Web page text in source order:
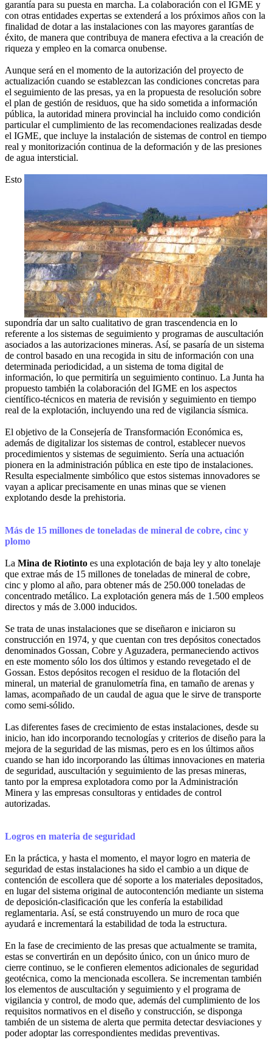
garantía para su puesta en marcha. La colaboración con el IGME y
con otras entidades expertas se extenderá a los próximos años con la
finalidad de dotar a las instalaciones con las mayores garantías de
éxito, de manera que contribuya de manera efectiva a la creación de
riqueza y empleo en la comarca onubense.
Aunque será en el momento de la autorización del proyecto de
actualización cuando se establezcan las condiciones concretas para
el seguimiento de las presas, ya en la propuesta de resolución sobre
el plan de gestión de residuos, que ha sido sometida a información
pública, la autoridad minera provincial ha incluido como condición
particular el cumplimiento de las recomendaciones realizadas desde
el IGME, que incluye la instalación de sistemas de control en tiempo
real y monitorización continua de la deformación y de las presiones
de agua intersticial.
Esto
supondría dar un salto cualitativo de gran trascendencia en lo
referente a los sistemas de seguimiento y programas de auscultación
asociados a las autorizaciones mineras. Así, se pasaría de un sistema
de control basado en una recogida in situ de información con una
determinada periodicidad, a un sistema de toma digital de
información, lo que permitiría un seguimiento continuo. La Junta ha
propuesto también la colaboración del IGME en los aspectos
científico-técnicos en materia de revisión y seguimiento en tiempo
real de la explotación, incluyendo una red de vigilancia sísmica.
El objetivo de la Consejería de Transformación Económica es,
además de digitalizar los sistemas de control, establecer nuevos
procedimientos y sistemas de seguimiento. Sería una actuación
pionera en la administración pública en este tipo de instalaciones.
Resulta especialmente simbólico que estos sistemas innovadores se
vayan a aplicar precisamente en unas minas que se vienen
explotando desde la prehistoria.
Más de 15 millones de toneladas de mineral de cobre, cinc y
plomo
La Mina de Riotinto es una explotación de baja ley y alto tonelaje
que extrae más de 15 millones de toneladas de mineral de cobre,
cinc y plomo al año, para obtener más de 250.000 toneladas de
concentrado metálico. La explotación genera más de 1.500 empleos
directos y más de 3.000 inducidos.
Se trata de unas instalaciones que se diseñaron e iniciaron su
construcción en 1974, y que cuentan con tres depósitos conectados
denominados Gossan, Cobre y Aguzadera, permaneciendo activos
en este momento sólo los dos últimos y estando revegetado el de
Gossan. Estos depósitos recogen el residuo de la flotación del
mineral, un material de granulometría fina, en tamaño de arenas y
lamas, acompañado de un caudal de agua que le sirve de transporte
como semi-sólido.
Las diferentes fases de crecimiento de estas instalaciones, desde su
inicio, han ido incorporando tecnologías y criterios de diseño para la
mejora de la seguridad de las mismas, pero es en los últimos años
cuando se han ido incorporando las últimas innovaciones en materia
de seguridad, auscultación y seguimiento de las presas mineras,
tanto por la empresa explotadora como por la Administración
Minera y las empresas consultoras y entidades de control
autorizadas.
Logros en materia de seguridad
En la práctica, y hasta el momento, el mayor logro en materia de
seguridad de estas instalaciones ha sido el cambio a un dique de
contención de escollera que dé soporte a los materiales depositados,
en lugar del sistema original de autocontención mediante un sistema
de deposición-clasificación que les confería la estabilidad
reglamentaria. Así, se está construyendo un muro de roca que
ayudará e incrementará la estabilidad de toda la estructura.
En la fase de crecimiento de las presas que actualmente se tramita,
estas se convertirán en un depósito único, con un único muro de
cierre continuo, se le confieren elementos adicionales de seguridad
geotécnica, como la mencionada escollera. Se incrementan también
los elementos de auscultación y seguimiento y el programa de
vigilancia y control, de modo que, además del cumplimiento de los
requisitos normativos en el diseño y construcción, se disponga
también de un sistema de alerta que permita detectar desviaciones y
poder adoptar las correspondientes medidas preventivas.